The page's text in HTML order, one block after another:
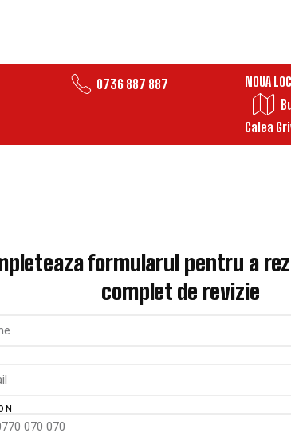
0736 887 887
NOUA
Calea
formularul pentru a
complet de revizie